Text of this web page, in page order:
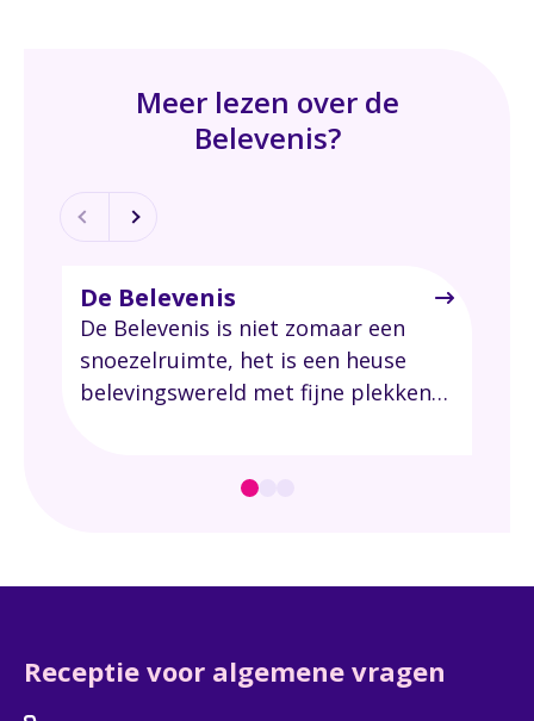
Voor- en achternaam
E-mailadres
Telefoonnummer
Straatnaam + huisnummer
Meer lezen over de
Belevenis?
De Belevenis
De Belevenis is niet zomaar een
snoezelruimte, het is een heuse
belevingswereld met fijne plekken
beperking en/of een ernstige ziekte.
Receptie voor algemene vragen